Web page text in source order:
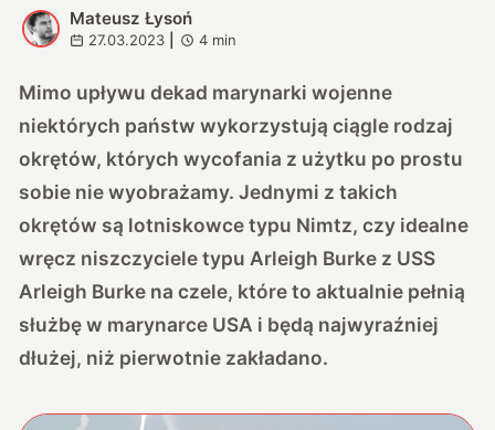
M
Mateusz Łysoń
27.03.2023 4 min
Mimo upływu dekad marynarki wojenne
niektórych państw wykorzystują ciągle rodzaj
okrętów, których wycofania z użytku po prostu
sobie nie wyobrażamy. Jednymi z takich
okrętów są lotniskowce typu Nimtz, czy idealne
wręcz niszczyciele typu Arleigh Burke z USS
Arleigh Burke na czele, które to aktualnie pełnią
służbę w marynarce USA i będą najwyraźniej
dłużej, niż pierwotnie zakładano.